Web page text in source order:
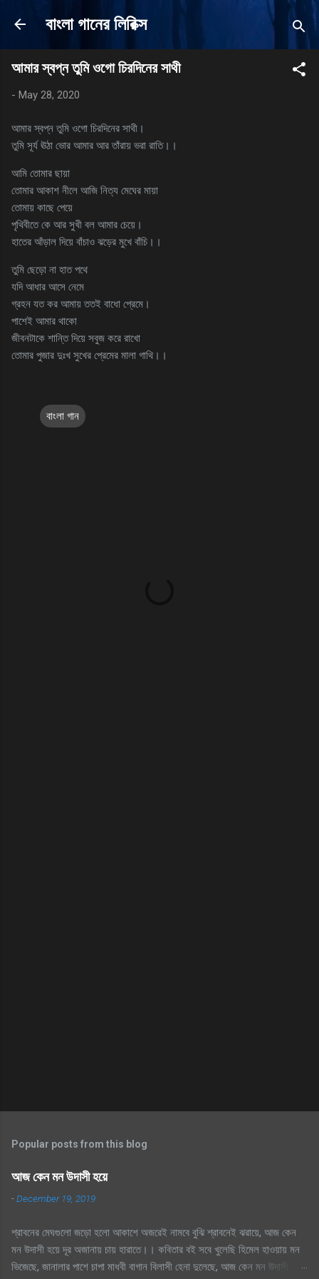
Skip to main content
বাংলা গানের লিরিক্স
আমার স্বপ্ন তুমি ওগো চিরদিনের সাথী
- May 28, 2020
আমার স্বপ্ন তুমি ওগো চিরদিনের সাথী।
তুমি সূর্য ঊঠা ভোর আমার আর তাঁরায় ভরা রাতি।।
আমি তোমার ছায়া
তোমার আকাশ নীলে আজি নিত্য মেঘের মায়া
তোমায় কাছে পেয়ে
পৃথিবীতে কে আর সুখী বল আমার চেয়ে।
হাতের আঁড়াল দিয়ে বাঁচাও ঝড়ের মুখে বাঁচি।।
তুমি ছেড়ো না হাত পথে
যদি আধার আসে নেমে
গ্রহন যত কর আমায় ততই বাধো প্রেমে।
পাশেই আমার থাকো
জীবনটাকে শান্তি দিয়ে সবুজ করে রাখো
তোমার পুজার দুঃখ সুখের প্রেমের মালা গাথি।।
বাংলা গান
Popular posts from this blog
আজ কেন মন উদাসী হয়ে
-December 19, 2019
শ্রাবনের মেঘগুলো জড়ো হলো আকাশে অজরেই নামবে বুঝি শ্রাবনেই ঝরায়ে, আজ কেন
মন উদাসী হয়ে দূর অজানায় চায় হারাতে।। কবিতার বই সবে খুলেছি হিমেল হাওয়ায় মন
ভিজেছে, জানালার পাশে চাপা মাধবী বাগান বিলাসী হেনা দুলেছে, আজ কেন মন উদাসী হয়ে